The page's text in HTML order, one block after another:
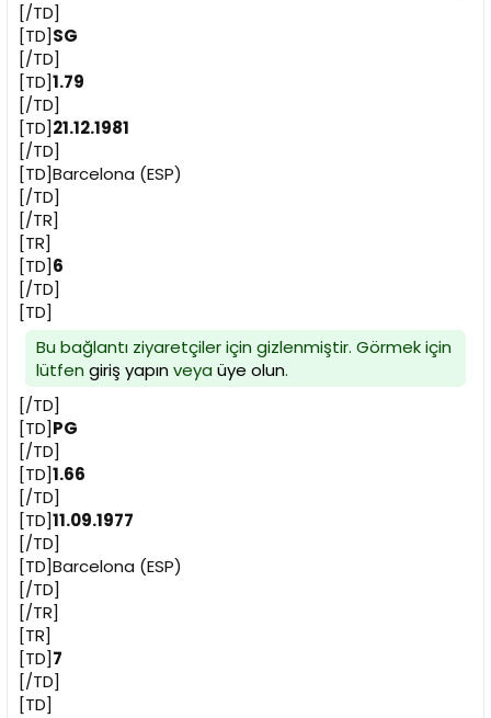
[/TD]
[TD]SG
[/TD]
[TD]1.79
[/TD]
[TD]21.12.1981
[/TD]
[TD]Barcelona (ESP)
[/TD]
[/TR]
[TR]
[TD]6
[/TD]
[TD]
Bu bağlantı ziyaretçiler için gizlenmiştir. Görmek için
lütfen giriş yapınveya üye olun.
[/TD]
[TD]PG
[/TD]
[TD]1.66
[/TD]
[TD]11.09.1977
[/TD]
[TD]Barcelona (ESP)
[/TD]
[/TR]
[TR]
[TD]7
[/TD]
[TD]